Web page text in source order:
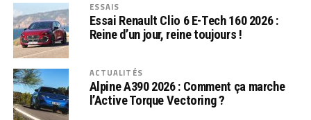
ESSAIS
Essai Renault Clio 6 E-Tech 160 2026 :
Reine d’un jour, reine toujours !
ACTUALITÉS
Alpine A390 2026 : Comment ça marche
l’Active Torque Vectoring ?